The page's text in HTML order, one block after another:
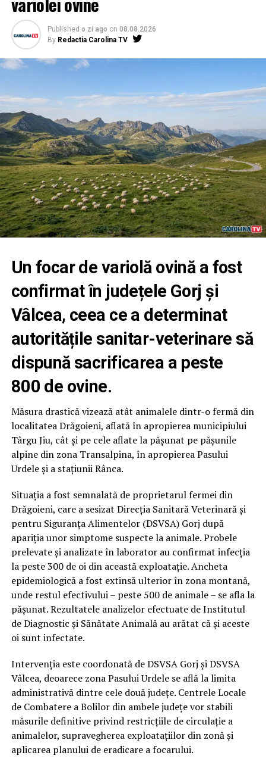
Published o zi ago on 08.08.2026
By Redactia Carolina TV
Un focar de variolă ovină a fost
confirmat în județele Gorj și
Vâlcea, ceea ce a determinat
autoritățile sanitar-veterinare să
dispună sacrificarea a peste
800 de ovine.
Măsura drastică vizează atât animalele dintr-o fermă din
localitatea Drăgoieni, aflată în apropierea municipiului
Târgu Jiu, cât și pe cele aflate la pășunat pe pășunile
alpine din zona Transalpina, în apropierea Pasului
Urdele și a stațiunii Rânca.
Situația a fost semnalată de proprietarul fermei din
Drăgoieni, care a sesizat Direcția Sanitară Veterinară și
pentru Siguranța Alimentelor (DSVSA) Gorj după
apariția unor simptome suspecte la animale. Probele
prelevate și analizate în laborator au confirmat infecția
la peste 300 de oi din această exploatație. Ancheta
epidemiologică a fost extinsă ulterior în zona montană,
unde restul efectivului – peste 500 de animale – se afla la
pășunat. Rezultatele analizelor efectuate de Institutul
de Diagnostic și Sănătate Animală au arătat că și aceste
oi sunt infectate.
Intervenția este coordonată de DSVSA Gorj și DSVSA
Vâlcea, deoarece zona Pasului Urdele se află la limita
administrativă dintre cele două județe. Centrele Locale
de Combatere a Bolilor din ambele județe vor stabili
măsurile definitive privind restricțiile de circulație a
animalelor, supravegherea exploatațiilor din zonă și
aplicarea planului de eradicare a focarului.